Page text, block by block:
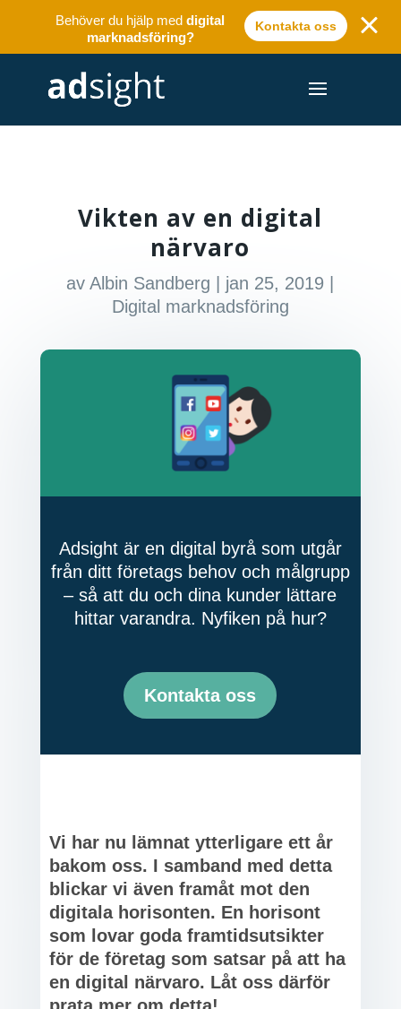
Behöver du hjälp meddigital
marknadsföring?
Kontakta oss
Vikten av en digital
närvaro
avAlbin Sandberg jan 25, 2019
Digital marknadsföring
Adsight är en digital byrå som utgår
från ditt företags behov och målgrupp
– så att du och dina kunder lättare
hittar varandra. Nyfiken på hur?
Kontakta oss
Vi har nu lämnat ytterligare ett år
bakom oss. I samband med detta
blickar vi även framåt mot den
digitala horisonten. En horisont
som lovar goda framtidsutsikter
för de företag som satsar på att ha
en digital närvaro. Låt oss därför